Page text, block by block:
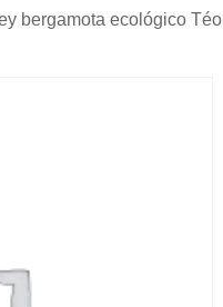
bergamota ecológico Téo